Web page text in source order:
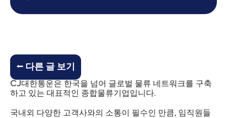
⭠ 다른 글 보기
CJ대한통운은 한국을 넘어 글로벌 물류 네트워크를 구축
하고 있는 대표적인 종합물류기업입니다.
국내외 다양한 고객사와의 소통이 필수인 만큼, 임직원들